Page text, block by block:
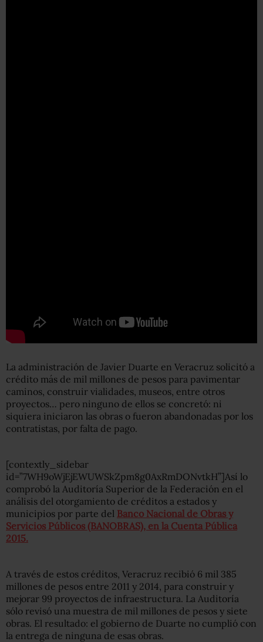
La administración de Javier Duarte en Veracruz solicitó a
crédito más de mil millones de pesos para pavimentar
caminos, construir vialidades, museos, entre otros
proyectos… pero ninguno de ellos se concretó: ni
siquiera iniciaron las obras o fueron abandonadas por los
contratistas, por falta de pago.
[contextly_sidebar
id=”7WH9oWjEjEWUWSkZpm8g0AxRmDONvtkH”]Así lo
comprobó la Auditoría Superior de la Federación en el
análisis del otorgamiento de créditos a estados y
municipios por parte del Banco Nacional de Obras y
Servicios Públicos (BANOBRAS), en la Cuenta Pública
2015.
A través de estos créditos, Veracruz recibió 6 mil 385
millones de pesos entre 2011 y 2014, para construir y
mejorar 99 proyectos de infraestructura. La Auditoría
sólo revisó una muestra de mil millones de pesos y siete
obras. El resultado: el gobierno de Duarte no cumplió con
la entrega de ninguna de esas obras.